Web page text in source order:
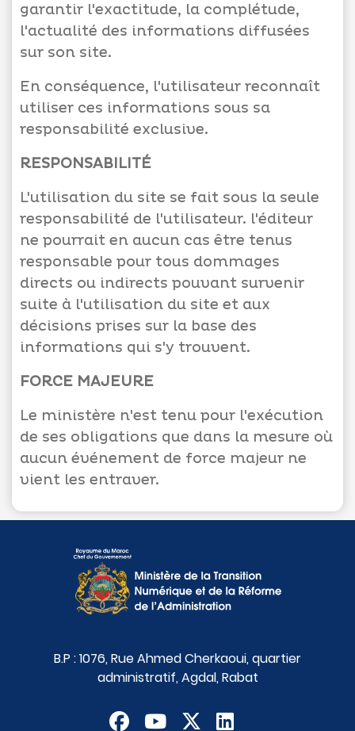
garantir l'exactitude, la complétude,
l'actualité des informations diffusées
sur son site.
En conséquence, l'utilisateur reconnaît
utiliser ces informations sous sa
responsabilité exclusive.
RESPONSABILITÉ
L'utilisation du site se fait sous la seule
responsabilité de l'utilisateur. l'éditeur
ne pourrait en aucun cas être tenus
responsable pour tous dommages
directs ou indirects pouvant survenir
suite à l'utilisation du site et aux
décisions prises sur la base des
informations qui s'y trouvent.
FORCE MAJEURE
Le ministère n'est tenu pour l'exécution
de ses obligations que dans la mesure où
aucun événement de force majeur ne
vient les entraver.
B.P : 1076, Rue Ahmed Cherkaoui, quartier
administratif, Agdal, Rabat